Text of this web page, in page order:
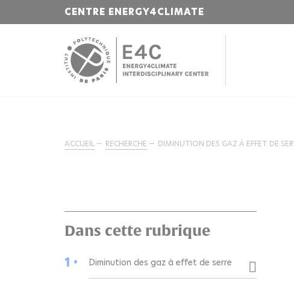
CENTRE ENERGY4CLIMATE
ACCUEIL RECHERCHE DIMINUTION DES GAZ À EFFET DE
Dans cette rubrique
1 •
Diminution des gaz à effet de serre